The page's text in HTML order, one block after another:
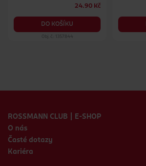
24.90 Kč
DO KOŠÍKU
Obj. č.: 1357844
ROSSMANN CLUB | E-SHOP
O nás
Časté dotazy
Kariéra